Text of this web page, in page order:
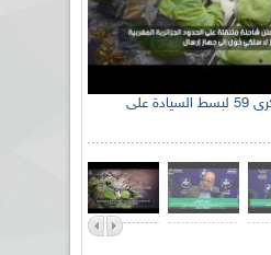
الإذاعة الجزائرية تحي الذكرى 59 لبسط السيادة على